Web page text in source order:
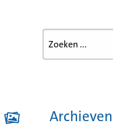
in de
Archieven